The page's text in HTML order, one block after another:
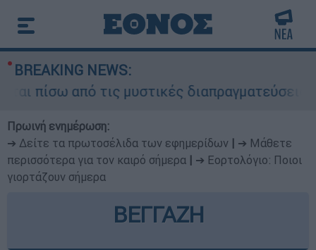
BREAKING NEWS:
από τις μυστικές διαπραγματεύσεις και
Πρωινή ενημέρωση:
➔ Δείτε τα πρωτοσέλιδα των εφημερίδων
➔ Μάθετε
περισσότερα για τον καιρό σήμερα
➔ Εορτολόγιο: Ποιοι
γιορτάζουν σήμερα
ΒΕΓΓΑΖΗ